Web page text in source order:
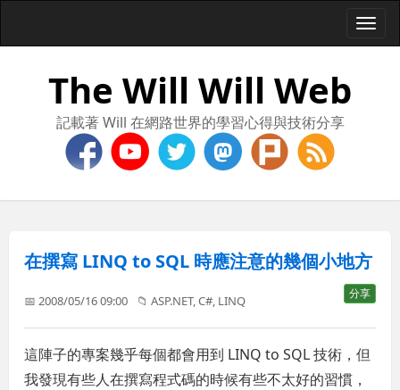
The Will Will Web
記載著 Will 在網路世界的學習心得與技術分享
在撰寫 LINQ to SQL 時應注意的幾個小地方
分享
📅 2008/05/16 09:00 📁ASP.NET,C# LINQ
這陣子的專案幾乎每個都會用到 LINQ to SQL 技術，但
我發現有些人在撰寫程式碼的時候有些不太好的習慣，